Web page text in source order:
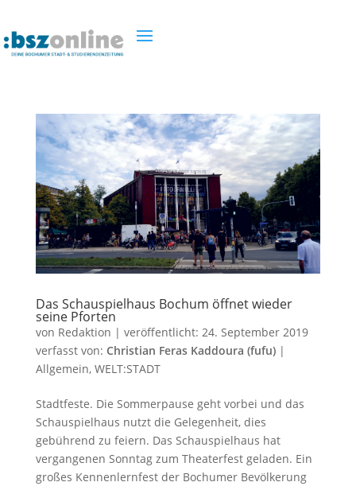
Das Schauspielhaus Bochum öffnet wieder
seine Pforten
von Redaktion | veröffentlicht: 24. September 2019
verfasst von: Christian Feras Kaddoura (fufu)|
Allgemein, WELT:STADT
Stadtfeste. Die Sommerpause geht vorbei und das
Schauspielhaus nutzt die Gelegenheit, dies
gebührend zu feiern. Das Schauspielhaus hat
vergangenen Sonntag zum Theaterfest geladen. Ein
großes Kennenlernfest der Bochumer Bevölkerung